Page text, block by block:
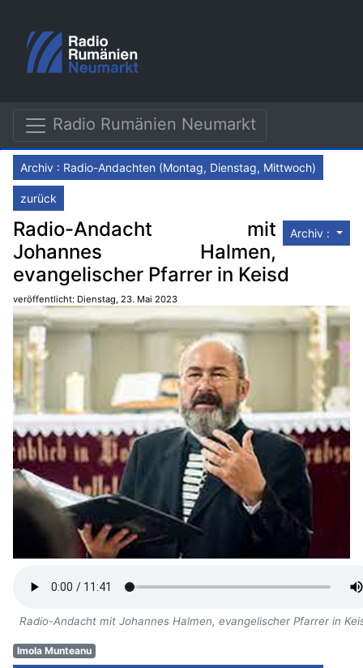
Radio Rumänien Neumarkt
Archiv : Radio-Andachten (Montag, Dienstag, Mittwoch)
zurück
Archiv :
Radio-Andacht mit
Johannes Halmen,
evangelischer Pfarrer in Keisd
veröffentlicht: Dienstag, 23. Mai 2023
Radio-Andacht mit Johannes Halmen, evangelischer Pfarrer in
Imola Munteanu